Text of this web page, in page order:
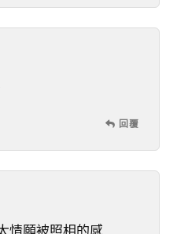
回覆
情願被照相的感